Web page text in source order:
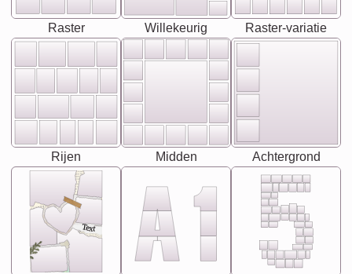
Raster Willekeurig Raster-variatie
Rijen Midden Achtergrond
Text